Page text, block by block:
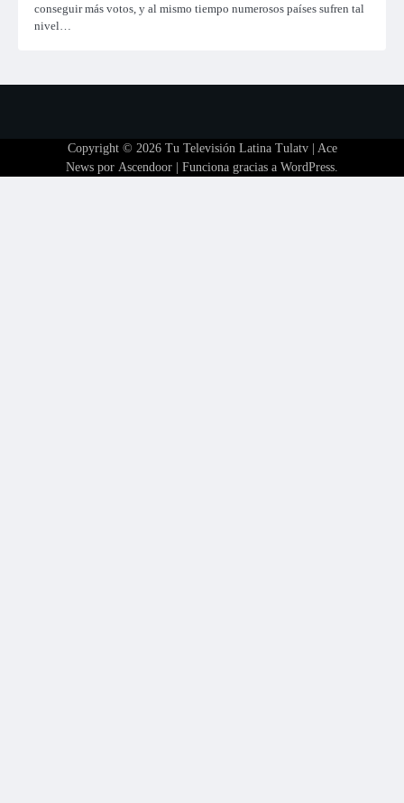
conseguir más votos, y al mismo tiempo numerosos países sufren tal
nivel…
Copyright © 2026 Tu Televisión Latina Tulatv| Ace
News por Ascendoor | Funciona gracias a WordPress